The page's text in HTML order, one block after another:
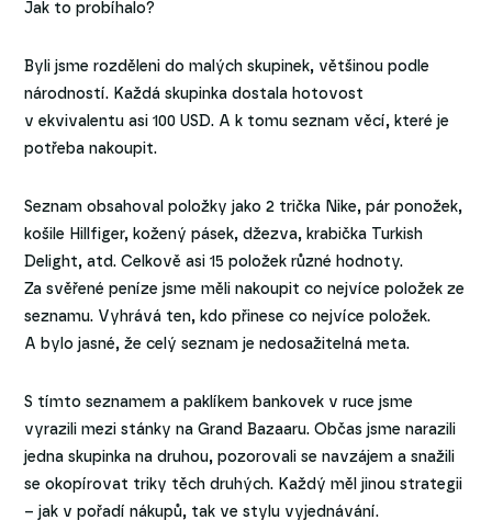
Jak to probíhalo?
Byli jsme rozděleni do malých skupinek, většinou podle
národností. Každá skupinka dostala hotovost
v ekvivalentu asi 100 USD. A k tomu seznam věcí, které je
potřeba nakoupit.
Seznam obsahoval položky jako 2 trička Nike, pár ponožek,
košile Hillfiger, kožený pásek, džezva, krabička Turkish
Delight, atd. Celkově asi 15 položek různé hodnoty.
Za svěřené peníze jsme měli nakoupit co nejvíce položek ze
seznamu. Vyhrává ten, kdo přinese co nejvíce položek.
A bylo jasné, že celý seznam je nedosažitelná meta.
S tímto seznamem a paklíkem bankovek v ruce jsme
vyrazili mezi stánky na Grand Bazaaru. Občas jsme narazili
jedna skupinka na druhou, pozorovali se navzájem a snažili
se okopírovat triky těch druhých. Každý měl jinou strategii
– jak v pořadí nákupů, tak ve stylu vyjednávání.